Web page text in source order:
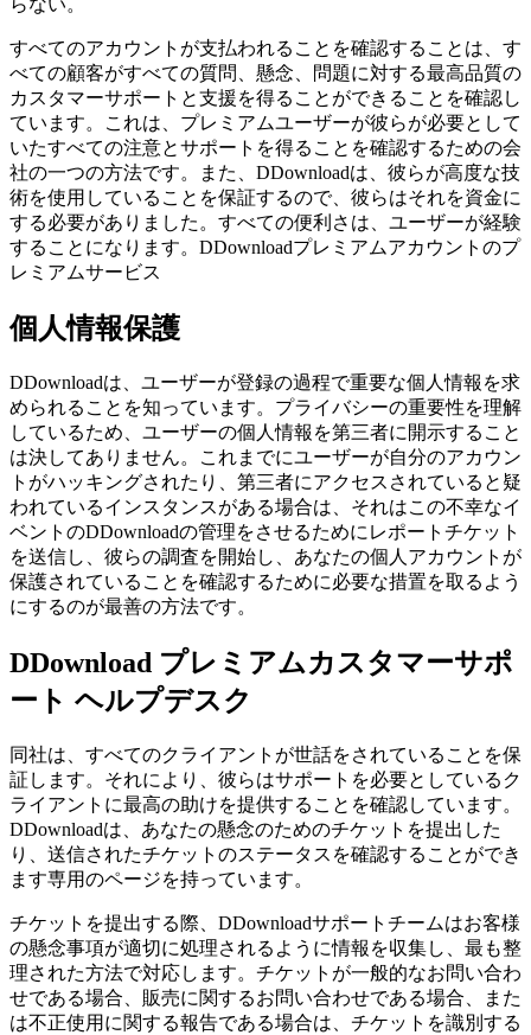
らない。
すべてのアカウントが支払われることを確認することは、す
べての顧客がすべての質問、懸念、問題に対する最高品質の
カスタマーサポートと支援を得ることができることを確認し
ています。これは、プレミアムユーザーが彼らが必要として
いたすべての注意とサポートを得ることを確認するための会
社の一つの方法です。また、DDownloadは、彼らが高度な技
術を使用していることを保証するので、彼らはそれを資金に
する必要がありました。すべての便利さは、ユーザーが経験
することになります。DDownloadプレミアムアカウントのプ
レミアムサービス
個人情報保護
DDownloadは、ユーザーが登録の過程で重要な個人情報を求
められることを知っています。プライバシーの重要性を理解
しているため、ユーザーの個人情報を第三者に開示すること
は決してありません。これまでにユーザーが自分のアカウン
トがハッキングされたり、第三者にアクセスされていると疑
われているインスタンスがある場合は、それはこの不幸なイ
ベントのDDownloadの管理をさせるためにレポートチケット
を送信し、彼らの調査を開始し、あなたの個人アカウントが
保護されていることを確認するために必要な措置を取るよう
にするのが最善の方法です。
DDownload プレミアムカスタマーサポ
ート ヘルプデスク
同社は、すべてのクライアントが世話をされていることを保
証します。それにより、彼らはサポートを必要としているク
ライアントに最高の助けを提供することを確認しています。
DDownloadは、あなたの懸念のためのチケットを提出した
り、送信されたチケットのステータスを確認することができ
ます専用のページを持っています。
チケットを提出する際、DDownloadサポートチームはお客様
の懸念事項が適切に処理されるように情報を収集し、最も整
理された方法で対応します。チケットが一般的なお問い合わ
せである場合、販売に関するお問い合わせである場合、また
は不正使用に関する報告である場合は、チケットを識別する